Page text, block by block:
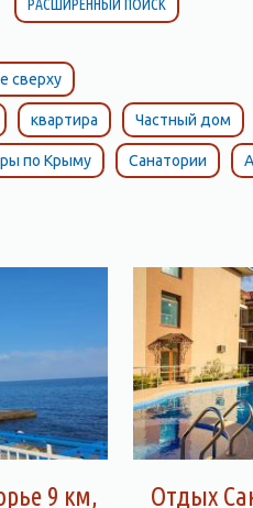
РАСШИРЕННЫЙ ПОИСК
сверху
квартира Частный дом
по Крыму Санатории
9 км,
Отдых